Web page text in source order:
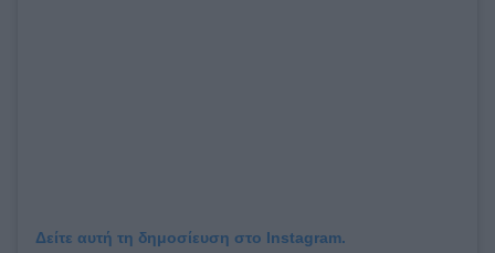
Δείτε αυτή τη δημοσίευση στο Instagram.